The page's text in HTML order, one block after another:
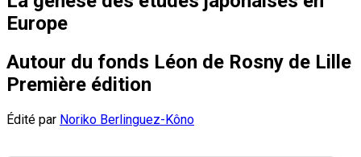
Europe
Autour du fonds Léon de Rosny de Lille
Première édition
Édité par Noriko Berlinguez-Kôno